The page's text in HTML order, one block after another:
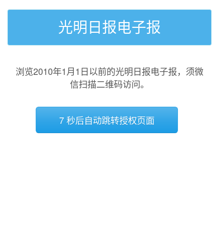
光明日报电子报
浏览2010年1月1日以前的光明日报电子报，须微
信扫描二维码访问。
7 秒后自动跳转授权页面